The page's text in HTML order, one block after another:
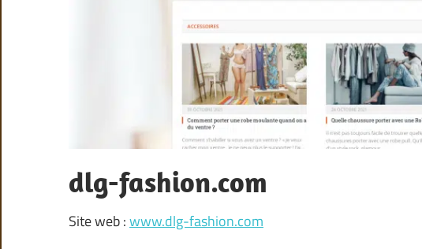
dlg-fashion.com
Site web :www.dlg-fashion.com